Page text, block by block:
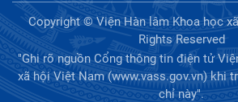
Copyright © Viện Hàn lâm Khoa học
Rights Reserved
"Ghi rõ nguồn Cổng thông tin điện tử
xã hội Việt Nam (www.vass.gov.vn) khi
chỉ này".